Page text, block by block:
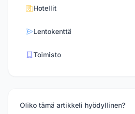
Hotellit
Lentokenttä
Toimisto
Oliko tämä artikkeli hyödyllinen?